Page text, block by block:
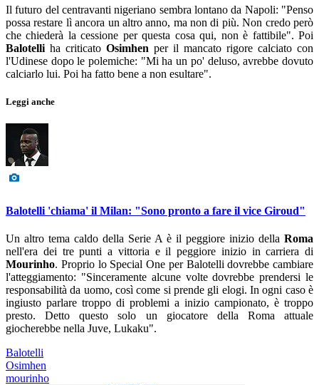
Il futuro del centravanti nigeriano sembra lontano da Napoli: "Penso
possa restare lì ancora un altro anno, ma non di più. Non credo però
che chiederà la cessione per questa cosa qui, non è fattibile". Poi
Balotelli ha criticato Osimhen per il mancato rigore calciato con
l'Udinese dopo le polemiche: "Mi ha un po' deluso, avrebbe dovuto
calciarlo lui. Poi ha fatto bene a non esultare".
Leggi anche
Balotelli 'chiama' il Milan: "Sono pronto a fare il vice Giroud"
Un altro tema caldo della Serie A è il peggiore inizio della Roma
nell'era dei tre punti a vittoria e il peggiore inizio in carriera di
Mourinho. Proprio lo Special One per Balotelli dovrebbe cambiare
l'atteggiamento: "Sinceramente alcune volte dovrebbe prendersi le
responsabilità da uomo, così come si prende gli elogi. In ogni caso è
ingiusto parlare troppo di problemi a inizio campionato, è troppo
presto. Detto questo solo un giocatore della Roma attuale
giocherebbe nella Juve, Lukaku".
Balotelli
Osimhen
mourinho